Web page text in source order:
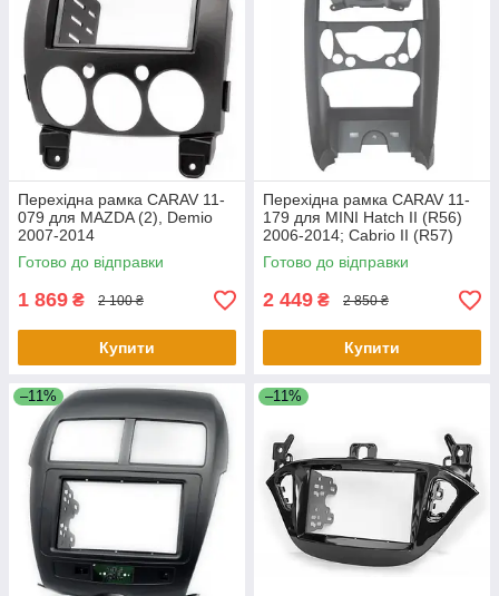
Перехідна рамка CARAV 11-
079 для MAZDA (2), Demio
2007-2014
Готово до відправки
1 869 ₴ 2 100 ₴
Купити
Перехідна рамка CARAV 11-
179 для MINI Hatch II (R56)
2006-2014; Cabrio II (R57)
2009-2015; Clubman (R55)
2007
Готово до відправки
2 449 ₴ 2 850 ₴
Купити
–11% –11%